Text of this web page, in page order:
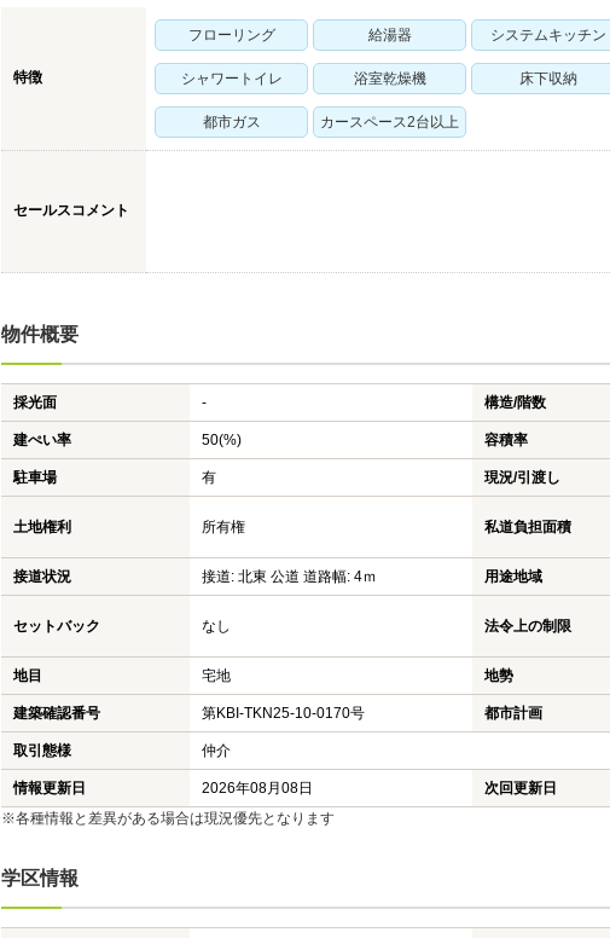
特徴
フローリング 給湯器 システムキッチン
シャワートイレ 浴室乾燥機 床下収納
都市ガス カースペース2台以上
セールスコメント
物件概要
採光面 - 構造/階数
建ぺい率 50(%) 容積率
駐車場 有 現況/引渡し
土地権利 所有権 私道負担面積
接道状況 接道: 北東 公道 道路幅: 4ｍ 用途地域
セットバック なし 法令上の制限
地目 宅地 地勢
建築確認番号 第KBI-TKN25-10-0170号 都市計画
取引態様 仲介
情報更新日 2026年08月08日
次回更新日
※各種情報と差異がある場合は現況優先となります
学区情報